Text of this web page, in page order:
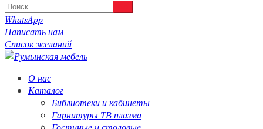
WhatsApp
Написать нам
Список желаний
О нас
Каталог
Библиотеки и кабинеты
Гарнитуры ТВ плазма